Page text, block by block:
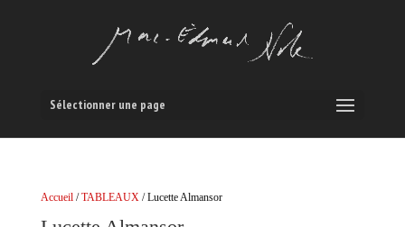
Sélectionner une page
Accueil/TABLEAUX/ Lucette Almansor